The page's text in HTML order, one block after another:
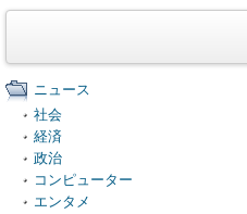
ニュース
社会
経済
政治
コンピューター
エンタメ